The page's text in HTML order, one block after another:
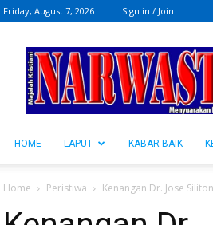
Friday, August 7, 2026 Sign in / Join
HOME LAPUT KABAR BAIK
Home Peristiwa Kenangan Dr. Jose